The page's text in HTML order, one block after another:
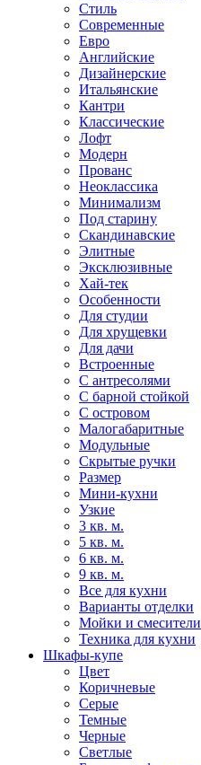
Стиль
Современные
Евро
Английские
Дизайнерские
Итальянские
Кантри
Классические
Лофт
Модерн
Прованс
Неоклассика
Минимализм
Под старину
Скандинавские
Элитные
Эксклюзивные
Хай-тек
Особенности
Для студии
Для хрущевки
Для дачи
Встроенные
С антресолями
С барной стойкой
С островом
Малогабаритные
Модульные
Скрытые ручки
Размер
Мини-кухни
Узкие
3 кв. м.
5 кв. м.
6 кв. м.
9 кв. м.
Все для кухни
Варианты отделки
Мойки и смесители
Техника для кухни
Шкафы-купе
Цвет
Коричневые
Серые
Темные
Черные
Светлые